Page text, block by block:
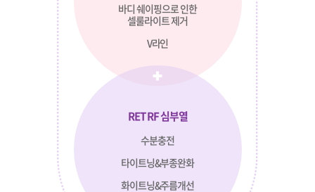
바디 쉐이핑으로 인한
셀룰라이트 제거
V라인
RET RF 심부열
수분충전
타이트닝&부종완화
화이트닝&주름개선